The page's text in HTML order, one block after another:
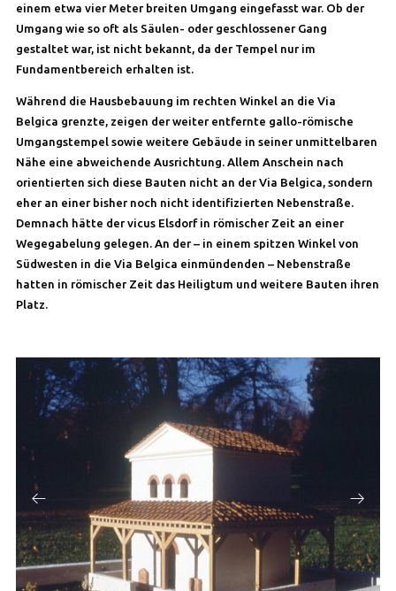
einem etwa vier Meter breiten Umgang eingefasst war. Ob der
Umgang wie so oft als Säulen- oder geschlossener Gang
gestaltet war, ist nicht bekannt, da der Tempel nur im
Fundamentbereich erhalten ist.
Während die Hausbebauung im rechten Winkel an die Via
Belgica grenzte, zeigen der weiter entfernte gallo-römische
Umgangstempel sowie weitere Gebäude in seiner unmittelbaren
Nähe eine abweichende Ausrichtung. Allem Anschein nach
orientierten sich diese Bauten nicht an der Via Belgica, sondern
eher an einer bisher noch nicht identifizierten Nebenstraße.
Demnach hätte der vicus Elsdorf in römischer Zeit an einer
Wegegabelung gelegen. An der – in einem spitzen Winkel von
Südwesten in die Via Belgica einmündenden – Nebenstraße
hatten in römischer Zeit das Heiligtum und weitere Bauten ihren
Platz.